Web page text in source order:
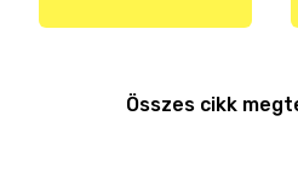
Összes cikk